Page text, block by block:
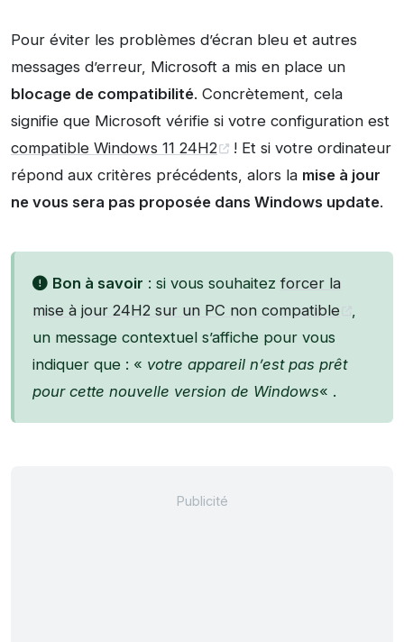
Pour éviter les problèmes d’écran bleu et autres
messages d’erreur, Microsoft a mis en place un
blocage de compatibilité. Concrètement, cela
signifie que Microsoft vérifie si votre configuration est
compatible Windows 11 24H2
! Et si votre ordinateur
répond aux critères précédents, alors la mise à jour
ne vous sera pas proposée dans Windows update.
Bon à savoir : si vous souhaitez forcer la
mise à jour 24H2 sur un PC non compatible
,
un message contextuel s’affiche pour vous
indiquer que : « votre appareil n’est pas prêt
pour cette nouvelle version de Windows« .